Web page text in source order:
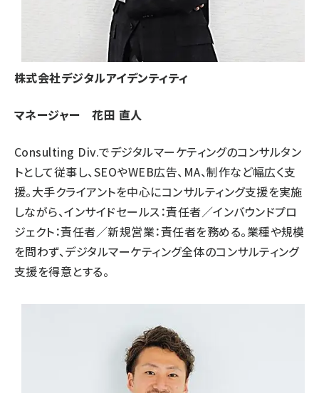
株式会社デジタルアイデンティティ
マネージャー 花田 直人
Consulting Div.でデジタルマーケティングのコンサルタン
トとして従事し、SEOやWEB広告、MA、制作など幅広く支
援。大手クライアントを中心にコンサルティング支援を実施
しながら、インサイドセールス：責任者／インバウンドプロ
ジェクト：責任者／新規営業：責任者を務める。業種や規模
を問わず、デジタルマーケティング全体のコンサルティング
支援を得意とする。